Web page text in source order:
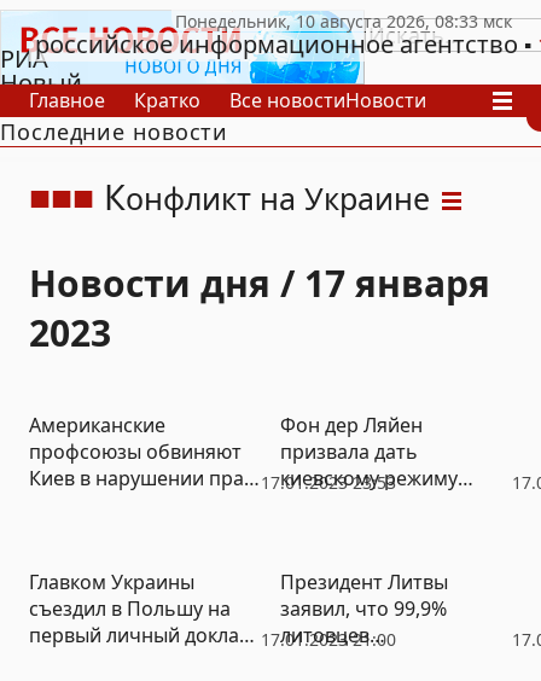
РИА
Новый
День
российское информационное агентство
Главное Кратко Все новостиНовости
В России
В мире
Последние новости
Конфликт на Украине
Новости дня / 17 января
2023
17.01.2023 23:53
Американские
профсоюзы обвиняют
Киев в нарушении прав
Фон дер Ляйен
призвала дать
киевскому режиму
17.01.2023 21:00
Главком Украины
съездил в Польшу на
первый личный доклад
Президент Литвы
заявил, что 99,9%
литовцев